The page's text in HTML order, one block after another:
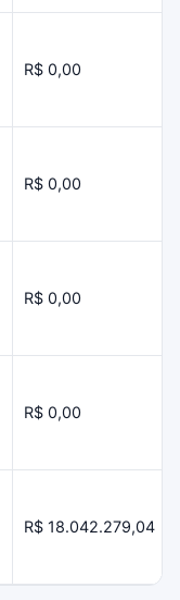
R$ 0,00
R$ 0,00
R$ 0,00
R$ 0,00
R$ 18.042.279,04